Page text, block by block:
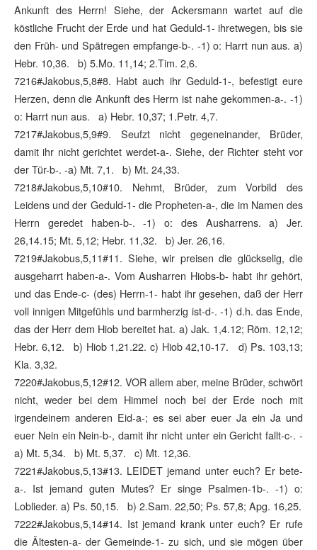
Ankunft des Herrn! Siehe, der Ackersmann wartet auf die
köstliche Frucht der Erde und hat Geduld-1- ihretwegen, bis sie
den Früh- und Spätregen empfange-b-. -1) o: Harrt nun aus. a)
Hebr. 10,36. b) 5.Mo. 11,14; 2.Tim. 2,6.
7216#Jakobus,5,8#8. Habt auch ihr Geduld-1-, befestigt eure
Herzen, denn die Ankunft des Herrn ist nahe gekommen-a-. -1)
o: Harrt nun aus. a) Hebr. 10,37; 1.Petr. 4,7.
7217#Jakobus,5,9#9. Seufzt nicht gegeneinander, Brüder,
damit ihr nicht gerichtet werdet-a-. Siehe, der Richter steht vor
der Tür-b-. -a) Mt. 7,1. b) Mt. 24,33.
7218#Jakobus,5,10#10. Nehmt, Brüder, zum Vorbild des
Leidens und der Geduld-1- die Propheten-a-, die im Namen des
Herrn geredet haben-b-. -1) o: des Ausharrens. a) Jer.
26,14.15; Mt. 5,12; Hebr. 11,32. b) Jer. 26,16.
7219#Jakobus,5,11#11. Siehe, wir preisen die glückselig, die
ausgeharrt haben-a-. Vom Ausharren Hiobs-b- habt ihr gehört,
und das Ende-c- (des) Herrn-1- habt ihr gesehen, daß der Herr
voll innigen Mitgefühls und barmherzig ist-d-. -1) d.h. das Ende,
das der Herr dem Hiob bereitet hat. a) Jak. 1,4.12; Röm. 12,12;
Hebr. 6,12. b) Hiob 1,21.22. c) Hiob 42,10-17. d) Ps. 103,13;
Kla. 3,32.
7220#Jakobus,5,12#12. VOR allem aber, meine Brüder, schwört
nicht, weder bei dem Himmel noch bei der Erde noch mit
irgendeinem anderen Eid-a-; es sei aber euer Ja ein Ja und
euer Nein ein Nein-b-, damit ihr nicht unter ein Gericht fallt-c-. -
a) Mt. 5,34. b) Mt. 5,37. c) Mt. 12,36.
7221#Jakobus,5,13#13. LEIDET jemand unter euch? Er bete-
a-. Ist jemand guten Mutes? Er singe Psalmen-1b-. -1) o:
Loblieder. a) Ps. 50,15. b) 2.Sam. 22,50; Ps. 57,8; Apg. 16,25.
7222#Jakobus,5,14#14. Ist jemand krank unter euch? Er rufe
die Ältesten-a- der Gemeinde-1- zu sich, und sie mögen über